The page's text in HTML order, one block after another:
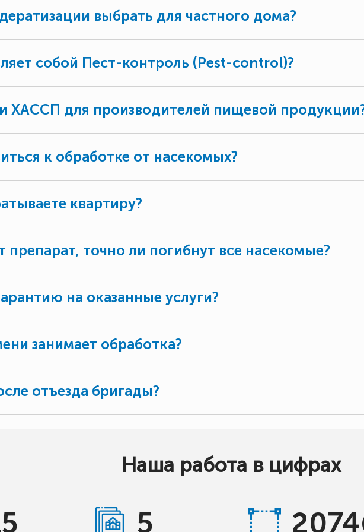
выбрать для частного дома?
собой Пест-контроль (Pest-control)?
ХАССП для производителей пищевой
к обработке от насекомых?
квартиру?
препарат, точно ли погибнут все насекомые?
на оказанные услуги?
занимает обработка?
отъезда бригады?
Наша работа в цифрах
5